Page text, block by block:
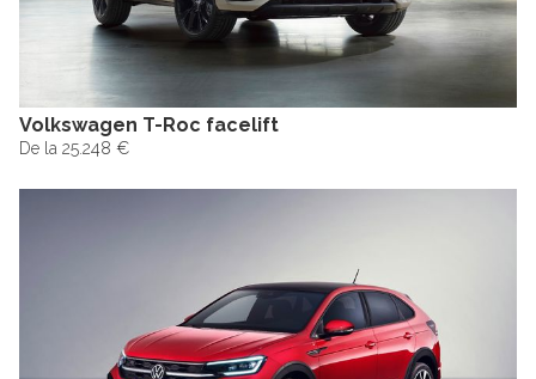
Volkswagen T-Roc facelift
De la 25.248 €